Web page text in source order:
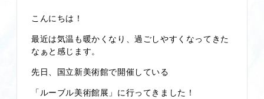
こんにちは！
最近は気温も暖かくなり、過ごしやすくなってきた
なぁと感じます。
先日、国立新美術館で開催している
「ルーブル美術館展」に行ってきました！